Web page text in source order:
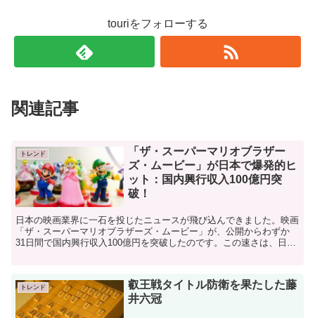
touriをフォローする
関連記事
トレンド
「ザ・スーパーマリオブラザー
ズ・ムービー」が日本で爆発的ヒ
ット：国内興行収入100億円突
破！
日本の映画業界に一石を投じたニュースが飛び込んできました。映画
「ザ・スーパーマリオブラザーズ・ムービー」が、公開からわずか
31日間で国内興行収入100億円を突破したのです。この速さは、日本
トレンド
叡王戦タイトル防衛を果たした藤
井六冠